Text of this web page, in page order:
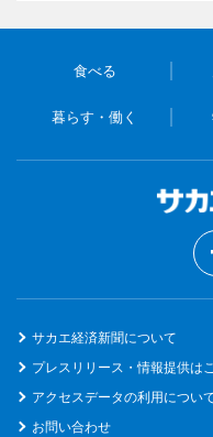
食べる
暮らす・働く
サカエ経済新聞について
プレスリリース・情報提供は
アクセスデータの利用につい
お問い合わせ